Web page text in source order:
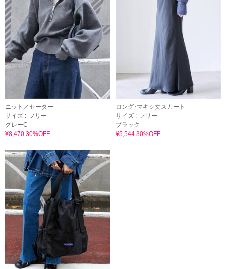
ニット／セーター
サイズ : フリー
グレーC
¥8,470 30%OFF
ロング･マキシ丈スカート
サイズ : フリー
ブラック
¥5,544 30%OFF